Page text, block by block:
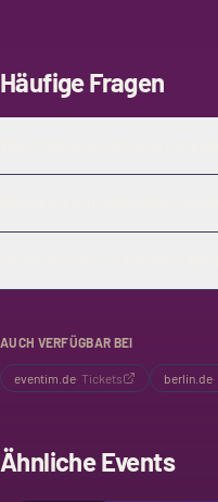
Häufige Fragen
AUCH VERFÜGBAR BEI
eventim.de· Tickets berlin.de·
Ähnliche Events